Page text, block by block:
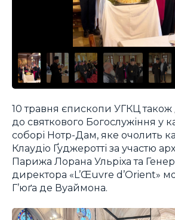
10 травня єпископи УГКЦ
до святкового Богослужіння у
соборі Нотр-Дам, яке очолить
Клаудіо Ґуджеротті за участю
Парижа Лорана Ульріха та
директора «L’Œuvre d’Orient»
Г’юґа де Вуаймона.